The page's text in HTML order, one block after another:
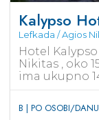
Kalypso
Lefkada / Agios
Hotel
Nikitas , oko
ima ukupno
B | PO OSOBI/